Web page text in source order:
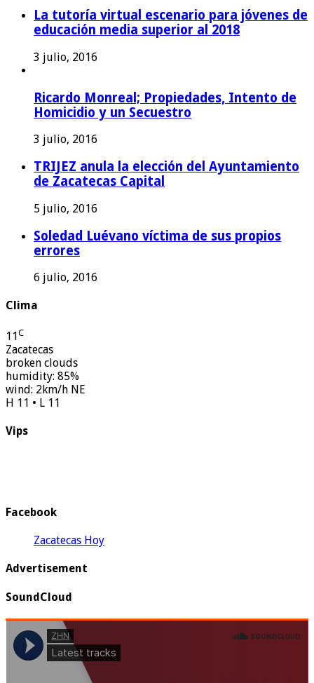
La tutoría virtual escenario para jóvenes de
educación media superior al 2018
3 julio, 2016
Ricardo Monreal; Propiedades, Intento de
Homicidio y un Secuestro
3 julio, 2016
TRIJEZ anula la elección del Ayuntamiento
de Zacatecas Capital
5 julio, 2016
Soledad Luévano víctima de sus propios
errores
6 julio, 2016
Clima
11C
Zacatecas
broken clouds
humidity: 85%
wind: 2km/h NE
H 11 • L 11
Vips
Facebook
Zacatecas Hoy
Advertisement
SoundCloud